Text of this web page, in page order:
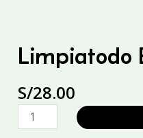
Limpiatodo
S/28.00
Limpiatodo
Brisas